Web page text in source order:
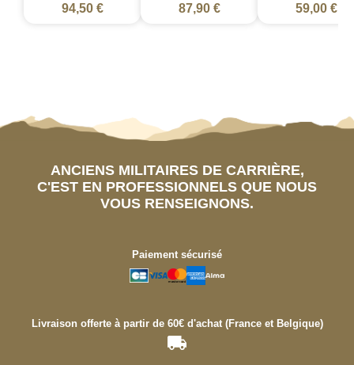
94,50 € 87,90 € 59,00 €
ANCIENS MILITAIRES DE CARRIÈRE,
C'EST EN PROFESSIONNELS QUE NOUS
VOUS RENSEIGNONS.
Paiement sécurisé
Livraison offerte à partir de 60€ d'achat (France et Belgique)